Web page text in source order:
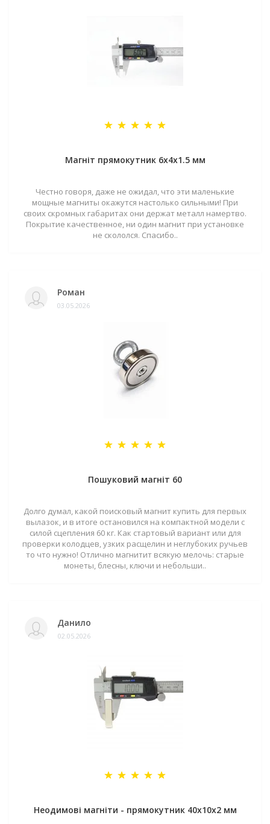
Магніт прямокутник 6х4х1.5 мм
Честно говоря, даже не ожидал, что эти маленькие
мощные магниты окажутся настолько сильными! При
своих скромных габаритах они держат металл намертво.
Покрытие качественное, ни один магнит при установке
не скололся. Спасибо..
Роман
03.05.2026
Пошуковий магніт 60
Долго думал, какой поисковый магнит купить для первых
вылазок, и в итоге остановился на компактной модели с
силой сцепления 60 кг. Как стартовый вариант или для
проверки колодцев, узких расщелин и неглубоких ручьев
то что нужно! Отлично магнитит всякую мелочь: старые
монеты, блесны, ключи и небольши..
Данило
02.05.2026
Неодимові магніти - прямокутник 40x10x2 мм